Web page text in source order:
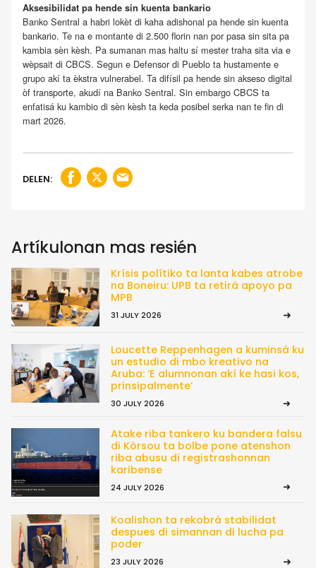
Aksesibilidat pa hende sin kuenta bankario
Banko Sentral a habri lokèt di kaha adishonal pa hende sin kuenta
bankario. Te na e montante di 2.500 florin nan por pasa sin sita pa
kambia sèn kèsh. Pa sumanan mas haltu sí mester traha sita via e
wèpsait di CBCS. Segun e Defensor di Pueblo ta hustamente e
grupo akí ta èkstra vulnerabel. Ta difísil pa hende sin akseso digital
òf transporte, akudí na Banko Sentral. Sin embargo CBCS ta
enfatisá ku kambio di sèn kèsh ta keda posibel serka nan te fin di
mart 2026.
DELEN:
Artíkulonan mas resién
Krísis polítiko ta lanta kabes atrobe
na Boneiru: UPB ta retirá apoyo pa
MPB
31 JULY 2026
Loucette Reppenhagen a kuminsá ku
un estudio di mbo kreativo na
Aruba: ‘E alumnonan akí ke hasi kos,
prinsipalmente’
30 JULY 2026
Atake riba tankero ku bandera falsu
di Kòrsou ta bolbe pone atenshon
riba abusu di registrashonnan
karibense
24 JULY 2026
Koalishon ta rekobrá stabilidat
despues di simannan di lucha pa
poder
23 JULY 2026